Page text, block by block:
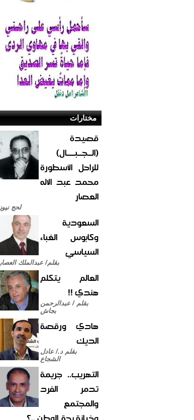
مختارات
قصيدة
(الــجــبــــال)
للراحل الأسطورة
محمد عبد الاله
العصار
لحج نيوز
السعودية
وكابوس الغباء
السياسي
بقلم/ عبدالملك العصار
العالم يتكلم
هندي !!
بقلم / عبدالرحمن
بجاش
هادي ورقصة
الديك
بقلم د./ عادل
الشجاع
التهريب.. جريمة
تدمر الفرد
والمجتمع